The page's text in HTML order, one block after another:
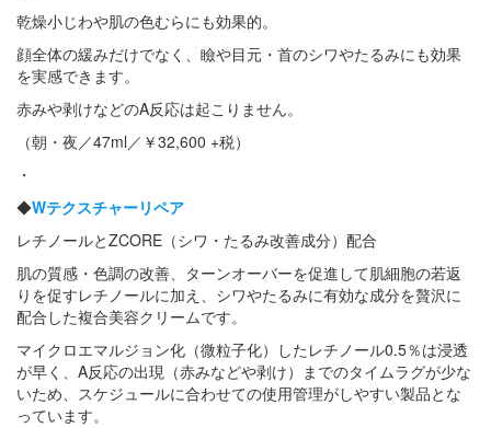
乾燥小じわや肌の色むらにも効果的。
顔全体の緩みだけでなく、瞼や目元・首のシワやたるみにも効果
を実感できます。
赤みや剥けなどのA反応は起こりません。
（朝・夜／47ml／￥32,600 +税）
・
◆Wテクスチャーリペア
レチノールとZCORE（シワ・たるみ改善成分）配合
肌の質感・色調の改善、ターンオーバーを促進して肌細胞の若返
りを促すレチノールに加え、シワやたるみに有効な成分を贅沢に
配合した複合美容クリームです。
マイクロエマルジョン化（微粒子化）したレチノール0.5％は浸透
が早く、A反応の出現（赤みなどや剥け）までのタイムラグが少な
いため、スケジュールに合わせての使用管理がしやすい製品とな
っています。